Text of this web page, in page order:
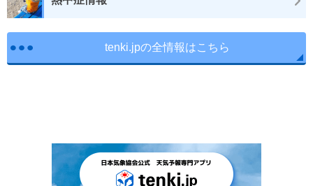
tenki.jpの全情報はこちら